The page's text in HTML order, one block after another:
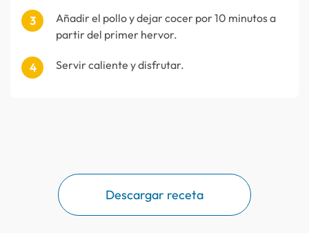
Añadir el pollo y dejar cocer por 10 minutos a
partir del primer hervor.
Servir caliente y disfrutar.
Descargar receta